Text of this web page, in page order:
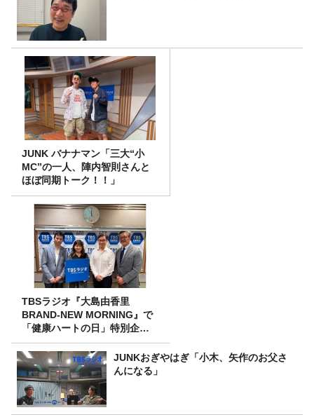
JUNK バナナマン「三大“小
MC”の一人、陣内智則さんと
ほぼ同期トーク！！」
TBSラジオ『大島由香里
BRAND-NEW MORNING』で
「健康ハートの日」特別企画
を8/10（月）に放送
JUNKおぎやはぎ「小木、矢作のお父さ
んになる」